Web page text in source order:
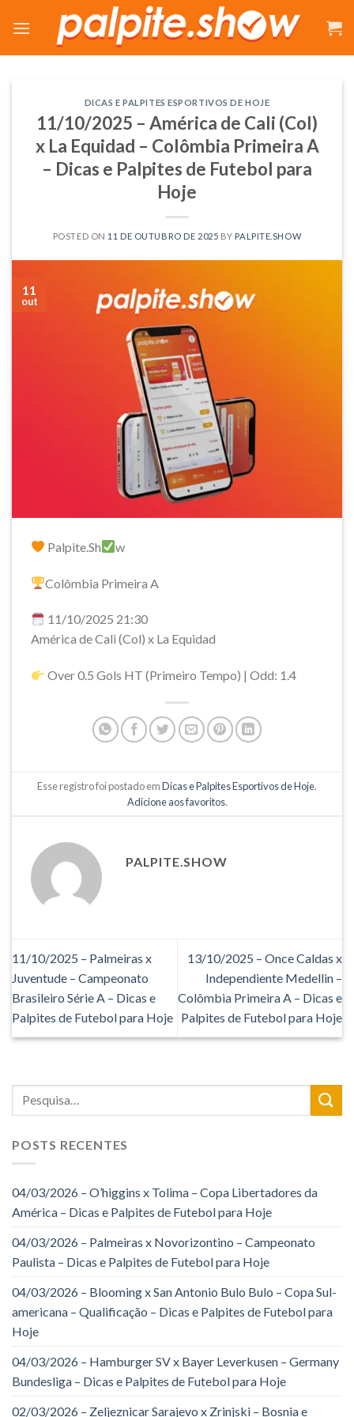
DICAS E PALPITES ESPORTIVOS DE HOJE
11/10/2025 – América de Cali (Col)
x La Equidad – Colômbia Primeira A
– Dicas e Palpites de Futebol para
Hoje
POSTED ON 11 DE OUTUBRO DE 2025 BY PALPITE.SHOW
11
out
Palpite.Sh w
Colômbia Primeira A
11/10/2025 21:30
América de Cali (Col) x La Equidad
Over 0.5 Gols HT (Primeiro Tempo) | Odd: 1.4
Esse registro foi postado emDicas e Palpites Esportivos de Hoje.
Adicione aos favoritos.
PALPITE.SHOW
11/10/2025 – Palmeiras x
Juventude – Campeonato
Brasileiro Série A – Dicas e
Palpites de Futebol para Hoje
13/10/2025 – Once Caldas x
Independiente Medellin –
Colômbia Primeira A – Dicas e
Palpites de Futebol para Hoje
POSTS RECENTES
04/03/2026 – O’higgins x Tolima – Copa Libertadores da
América – Dicas e Palpites de Futebol para Hoje
04/03/2026 – Palmeiras x Novorizontino – Campeonato
Paulista – Dicas e Palpites de Futebol para Hoje
04/03/2026 – Blooming x San Antonio Bulo Bulo – Copa Sul-
americana – Qualificação – Dicas e Palpites de Futebol para
Hoje
04/03/2026 – Hamburger SV x Bayer Leverkusen – Germany
Bundesliga – Dicas e Palpites de Futebol para Hoje
02/03/2026 – Zeljeznicar Sarajevo x Zrinjski – Bosnia e